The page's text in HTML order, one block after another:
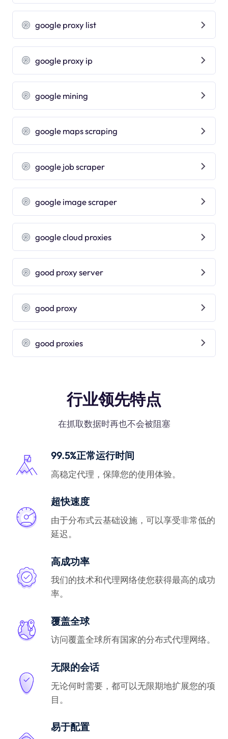
google proxy list
google proxy ip
google mining
google maps scraping
google job scraper
google image scraper
google cloud proxies
good proxy server
good proxy
good proxies
行业领先特点
在抓取数据时再也不会被阻塞
99.5%正常运行时间
高稳定代理，保障您的使用体验。
超快速度
由于分布式云基础设施，可以享受非常低的
延迟。
高成功率
我们的技术和代理网络使您获得最高的成功
率。
覆盖全球
访问覆盖全球所有国家的分布式代理网络。
无限的会话
无论何时需要，都可以无限期地扩展您的项
目。
易于配置